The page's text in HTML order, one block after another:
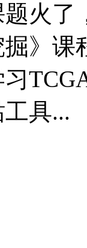
火了
》课
具...